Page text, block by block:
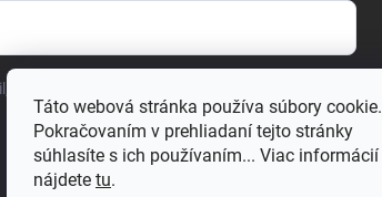
Táto webová stránka používa súbory cookie.
Pokračovaním v prehliadaní tejto stránky
súhlasíte s ich používaním... Viac informácií
nájdete tu.
confirmați că sunteți de acord cu